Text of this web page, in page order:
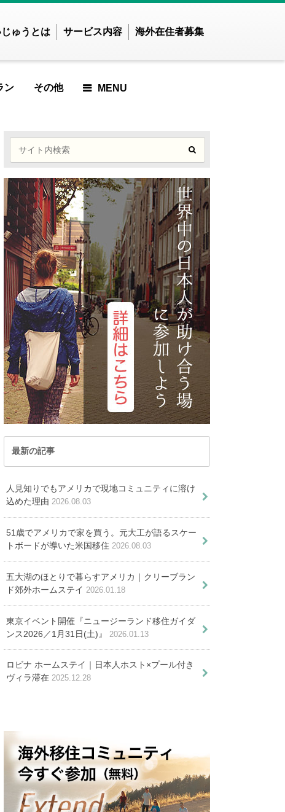
ゅうとは サービス内容 海外在住者募集
ウズベキスタン
カンボジア
シンガポール
スリランカ
タイ
ネパール
バングラデシュ
パキスタン
フィジー共和国
フィリピン
ベトナム
マカオ
マレーシア
ミャンマー
モルディブ共和国
ラオス
中国
韓国
オセアニア
オーストラリア
トンガ
ニュージーランド
パラオ共和国
その他
FEATURED ARTICLE
でした
MOST VIEWED
ARTICLE
記事が見つかりません
でした
PICKUP ARTICLE
カナダ、ベトナム、チリ、
メキシコのビザ緩和へ
オークランド移住物語 イ
ン
FEATURED ARTICLE
MOST VIEWED ARTICLE
記事が見つかりませんでした
PICKUP ARTICLE
供の海外教育移住ロードマップ作
FEATURED ARTICLE
知っておくべき３９のポイントを
解説
VIEWED ARTICLE
見つかりませんでした
PICKUP ARTICLE
国？海外移住ランキングを４つ
の指標で徹底評価
者におすすめの勉強法
でした
の実態と対策を伝授！
た
取得する方法
ARTICLE
の費用を格安にする18の方法
ARTICLE
りませんでした
ARTICLE
ット・デメリット。リアルな金
と注意点とは
ARTICLE
めに知るべき５つの知識
ARTICLE
せんでした
外就職。国別、年代別ケースス
ィ
ARTICLE
ジットカードの海外旅行保険。オ
つ＋アルファを紹介
VIEWED ARTICLE
つかりませんでした
ARTICLE
ード』の利用方法
ックリ
MENU
最新の記事
人見知りでもアメリカで現地コミュニティに溶け
込めた理由 2026.08.03
51歳でアメリカで家を買う。元大工が語るスケー
トボードが導いた米国移住 2026.08.03
五大湖のほとりで暮らすアメリカ｜クリーブラン
ド郊外ホームステイ 2026.01.18
東京イベント開催『ニュージーランド移住ガイダ
ンス2026／1月31日(土)』
2026.01.13
ロビナ ホームステイ｜日本人ホスト×プール付き
ヴィラ滞在 2025.12.28